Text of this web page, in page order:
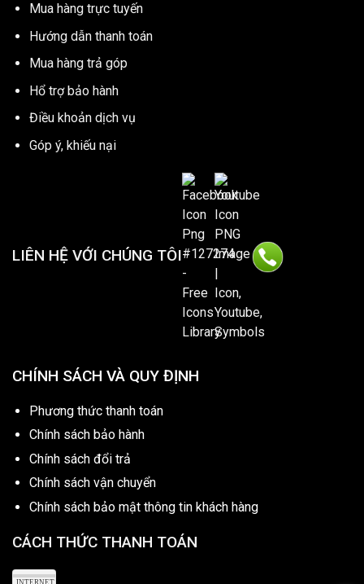
Mua hàng trực tuyến
Hướng dẫn thanh toán
Mua hàng trả góp
Hổ trợ bảo hành
Điều khoản dịch vụ
Góp ý, khiếu nại
LIÊN HỆ VỚI CHÚNG TÔI
CHÍNH SÁCH VÀ QUY ĐỊNH
Phương thức thanh toán
Chính sách bảo hành
Chính sách đổi trả
Chính sách vận chuyển
Chính sách bảo mật thông tin khách hàng
CÁCH THỨC THANH TOÁN